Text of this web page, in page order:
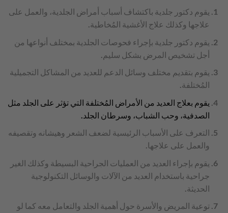
يقوم دكتور جلدية باكتشاف أسباب أمراض الجلدية، والعمل على
علاجها وكذلك علاج الأغشية المُخاطية.
يقوم دكتور جلدية بإجراء فحوصات الجلدية بمختلف أنواعها من
أجل تشخيص المرض بشكل سليم.
يقوم بتقديم مختلف وسائل الدعم للعديد من المشاكل التجميلية
المُختلفة.
يقوم بعلاج العديد من الأمراض المُختلفة التي تؤثر على الجلد مثل
الصدفية، وحب الشباب، وسرطان الجلد.
التعرف على الأسباب الرئيسية لضعف الشعر وهيشانه وتقصيفه
والعمل على علاجها.
يقوم بإجراء العديد من العمليات الجراحية البسيطة وكذلك الغير
جراحية باستخدام العديد من الآلات والوسائل التكنولوجية
الحديثة.
توعية المريض والأسرة حول أهمية الجلد والتعامل معه كما لو